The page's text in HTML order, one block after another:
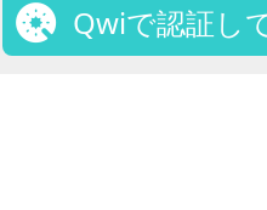
Qwiで認証し